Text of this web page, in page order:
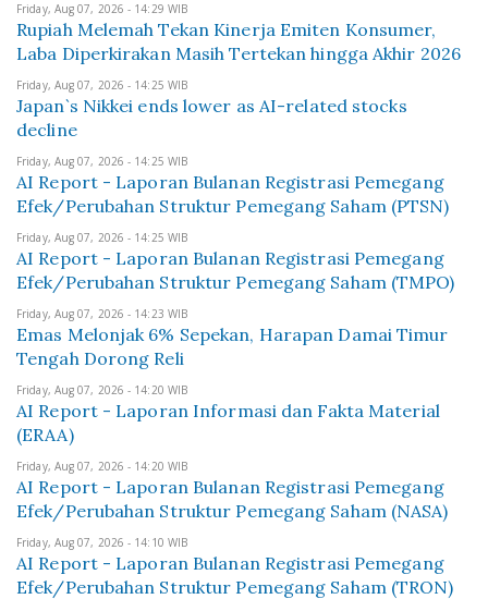
Friday, Aug 07, 2026 - 14:29 WIB
Rupiah Melemah Tekan Kinerja Emiten Konsumer,
Laba Diperkirakan Masih Tertekan hingga Akhir 2026
Friday, Aug 07, 2026 - 14:25 WIB
Japan`s Nikkei ends lower as AI-related stocks
decline
Friday, Aug 07, 2026 - 14:25 WIB
AI Report - Laporan Bulanan Registrasi Pemegang
Efek/Perubahan Struktur Pemegang Saham (PTSN)
Friday, Aug 07, 2026 - 14:25 WIB
AI Report - Laporan Bulanan Registrasi Pemegang
Efek/Perubahan Struktur Pemegang Saham (TMPO)
Friday, Aug 07, 2026 - 14:23 WIB
Emas Melonjak 6% Sepekan, Harapan Damai Timur
Tengah Dorong Reli
Friday, Aug 07, 2026 - 14:20 WIB
AI Report - Laporan Informasi dan Fakta Material
(ERAA)
Friday, Aug 07, 2026 - 14:20 WIB
AI Report - Laporan Bulanan Registrasi Pemegang
Efek/Perubahan Struktur Pemegang Saham (NASA)
Friday, Aug 07, 2026 - 14:10 WIB
AI Report - Laporan Bulanan Registrasi Pemegang
Efek/Perubahan Struktur Pemegang Saham (TRON)